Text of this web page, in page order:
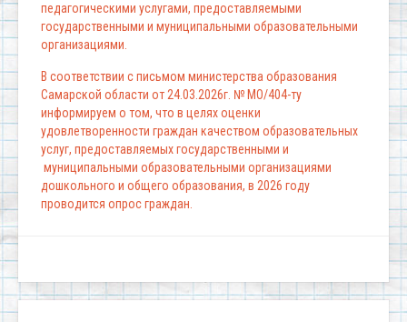
педагогическими услугами, предоставляемыми
государственными и муниципальными образовательными
организациями.
В соответствии с письмом министерства образования
Самарской области от 24.03.2026г. № МО/404-ту
информируем о том, что в целях оценки
удовлетворенности граждан качеством образовательных
услуг, предоставляемых государственными и
муниципальными образовательными организациями
дошкольного и общего образования, в 2026 году
проводится опрос граждан.